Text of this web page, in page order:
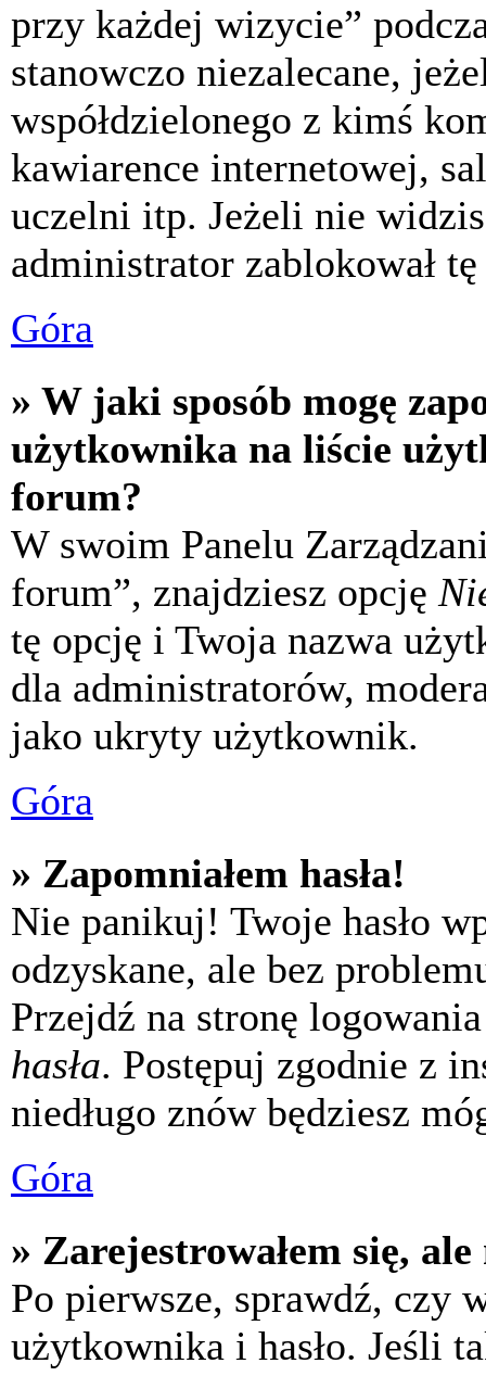
przy każdej wizycie”
stanowczo niezalecane,
współdzielonego z kimś
kawiarence internetowej,
uczelni itp. Jeżeli nie
administrator zablokował
Góra
» W jaki sposób mogę
użytkownika na liście
forum?
W swoim Panelu
forum”, znajdziesz opcję
tę opcję i Twoja nazwa
dla administratorów,
jako ukryty użytkownik.
Góra
» Zapomniałem hasła!
Nie panikuj! Twoje hasło
odzyskane, ale bez
Przejdź na stronę
hasła. Postępuj zgodnie z
niedługo znów będziesz
Góra
» Zarejestrowałem się,
Po pierwsze, sprawdź, czy
użytkownika i hasło. Jeśli